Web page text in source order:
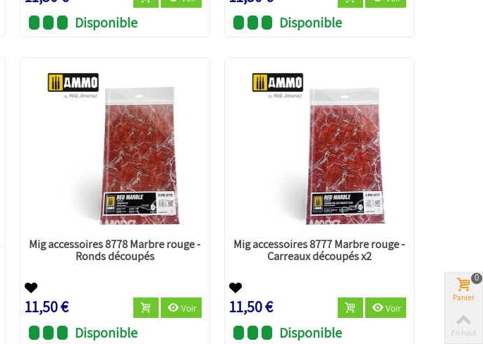
Disponible Disponible
Mig accessoires 8778 Marbre rouge -
Ronds découpés
11,50 € Voir
Disponible
Mig accessoires 8777 Marbre rouge -
Carreaux découpés x2
11,50 € Voir
Disponible
Panier
0
En haut